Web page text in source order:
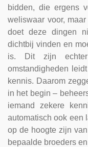
bidden, die ergens
weliswaar voor,
doet deze dingen
dichtbij vinden en
is. Dit zijn echter
omstandigheden
kennis. Daarom
in het begin –
iemand zekere
automatisch ook een
op de hoogte zijn
bepaalde broeders